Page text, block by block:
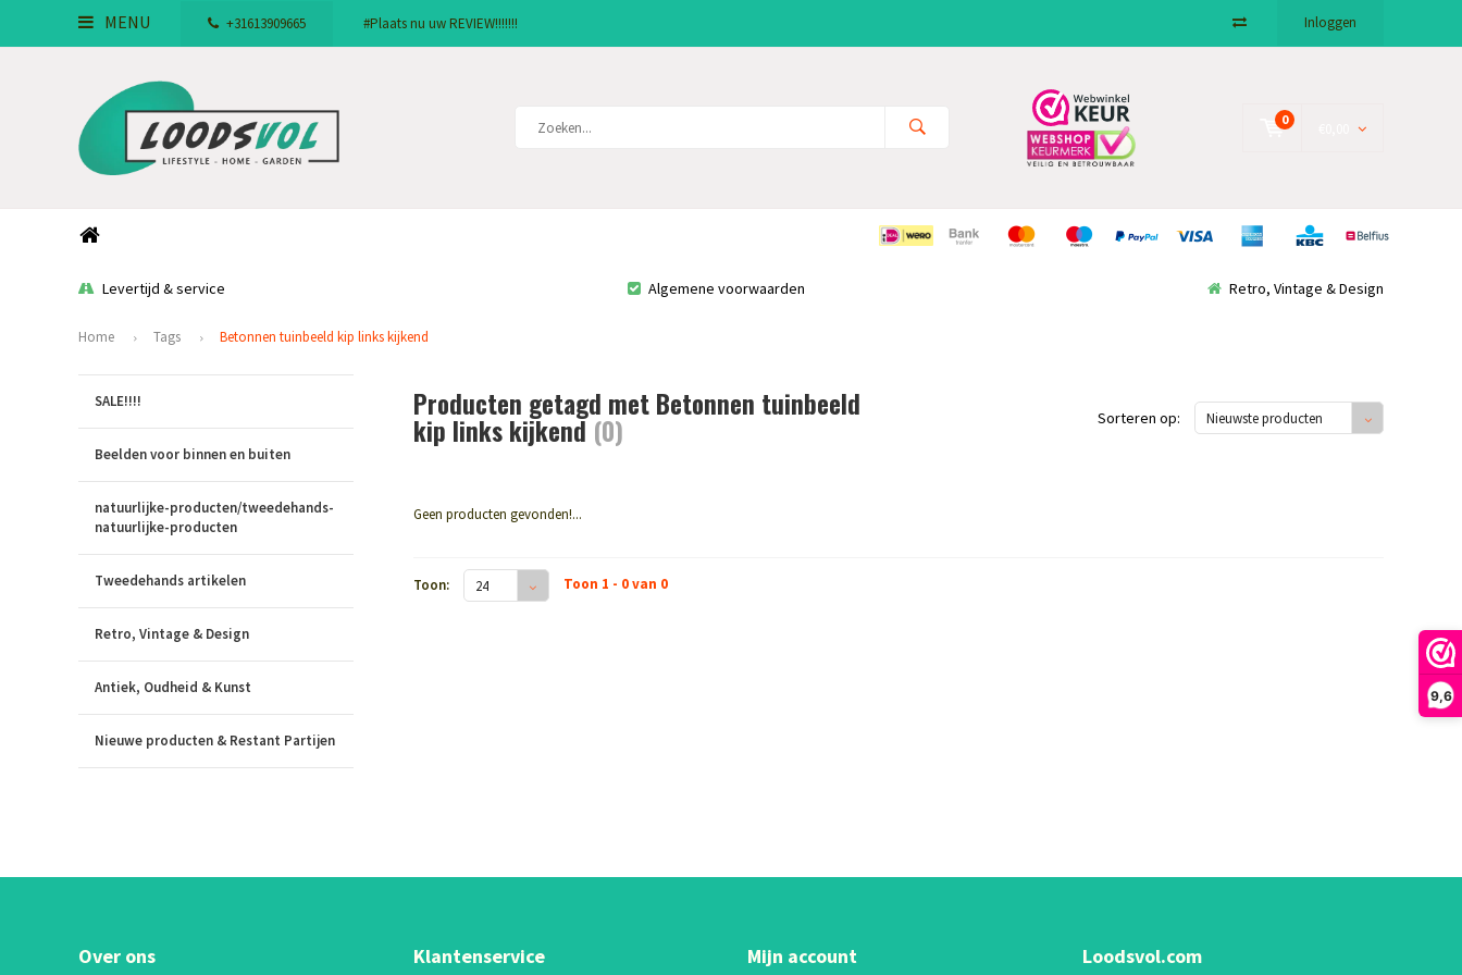
9,6
MENU +31613909665 #Plaats nu uw REVIEW!!!!!!! Inloggen
0
Levertijd & service Algemene voorwaarden Retro, Vintage & Design
Home Tags Betonnen tuinbeeld kip links kijkend
SALE!!!!
Beelden voor binnen en buiten
natuurlijke-producten/tweedehands-
natuurlijke-producten
Tweedehands artikelen
Retro, Vintage & Design
Antiek, Oudheid & Kunst
Nieuwe producten & Restant Partijen
Producten getagd met Betonnen tuinbeeld
kip links kijkend (0) Sorteren op: Nieuwste producten
Geen producten gevonden!...
Toon: 24 Toon 1 - 0 van 0
Over ons Klantenservice Mijn account Loodsvol.com